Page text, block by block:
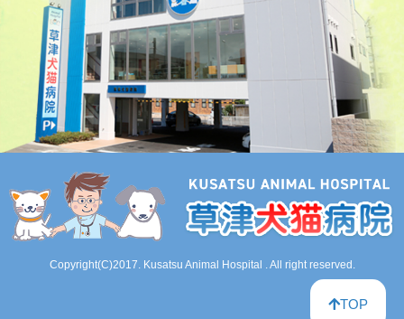
Copyright(C)2017. Kusatsu Animal Hospital . All right reserved.
TOP